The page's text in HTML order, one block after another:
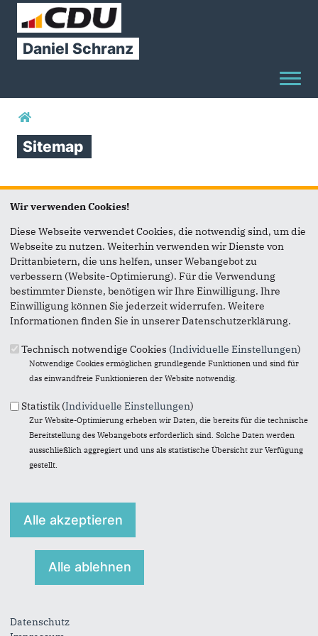
Daniel Schranz
Sie sind hier
Sitemap
STARTSEITE
STICHWAHL
ÜBER MICH
TERMINE
KONTAKT
OBERBÜRGERMEISTER
Fußbereich Anschrift
Fax:
Wir verwenden Cookies!
Diese Webseite verwendet Cookies, die notwendig sind, um die
Webseite zu nutzen. Weiterhin verwenden wir Dienste von
Drittanbietern, die uns helfen, unser Webangebot zu
verbessern (Website-Optimierung). Für die Verwendung
bestimmter Dienste, benötigen wir Ihre Einwilligung. Ihre
Einwilligung können Sie jederzeit widerrufen. Weitere
Informationen finden Sie in unserer Datenschutzerklärung.
Technisch notwendige Cookies (Individuelle Einstellungen)
Notwendige Cookies ermöglichen grundlegende Funktionen und sind für
das einwandfreie Funktionieren der Website notwendig.
Statistik (Individuelle Einstellungen)
Zur Website-Optimierung erheben wir Daten, die bereits für die technische
Bereitstellung des Webangebots erforderlich sind. Solche Daten werden
ausschließlich aggregiert und uns als statistische Übersicht zur Verfügung
gestellt.
Datenschutz